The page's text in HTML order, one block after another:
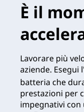
È il
Lavorare più
aziende. Esegui
batteria che
prestazioni per
impegnativi con